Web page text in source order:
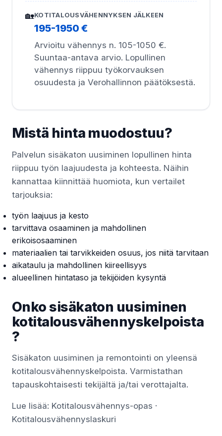
🏡KOTITALOUSVÄHENNYKSEN JÄLKEEN
195-1950 €
Arvioitu vähennys n. 105-1050 €.
Suuntaa-antava arvio. Lopullinen
vähennys riippuu työkorvauksen
osuudesta ja Verohallinnon päätöksestä.
Mistä hinta muodostuu?
Palvelun sisäkaton uusiminen lopullinen hinta
riippuu työn laajuudesta ja kohteesta. Näihin
kannattaa kiinnittää huomiota, kun vertailet
tarjouksia:
työn laajuus ja kesto
tarvittava osaaminen ja mahdollinen
erikoisosaaminen
materiaalien tai tarvikkeiden osuus, jos niitä tarvitaan
aikataulu ja mahdollinen kiireellisyys
alueellinen hintataso ja tekijöiden kysyntä
Onko sisäkaton uusiminen
kotitalousvähennyskelpoista
?
Sisäkaton uusiminen ja remontointi on yleensä
kotitalousvähennyskelpoista. Varmistathan
tapauskohtaisesti tekijältä ja/tai verottajalta.
Lue lisää: Kotitalousvähennys-opas ·
Kotitalousvähennyslaskuri